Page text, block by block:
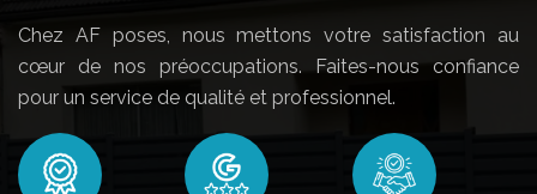
Chez AF poses, nous mettons votre satisfaction au
cœur de nos préoccupations. Faites-nous confiance
pour un service de qualité et professionnel.